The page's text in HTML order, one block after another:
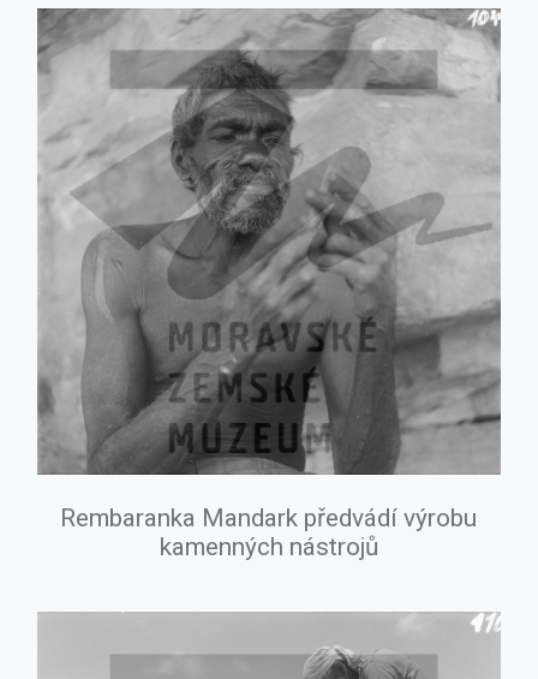
Rembaranka Mandark předvádí výrobu
kamenných nástrojů